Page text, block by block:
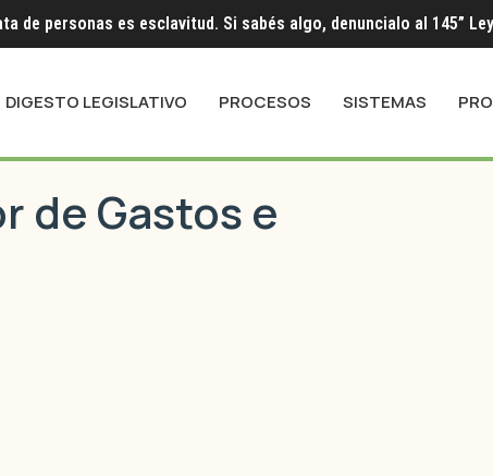
de personas es esclavitud. Si sabés algo, denuncialo al 145”
DIGESTO LEGISLATIVO PROCESOS SISTEMAS
de Gastos e